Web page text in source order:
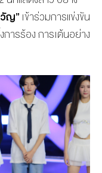
ญ” เข้าร่วมการแข่งขัน
ารร้อง การเต้นอย่าง